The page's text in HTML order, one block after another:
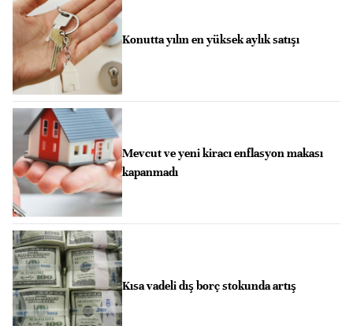
Konutta yılın en yüksek aylık satışı
Mevcut ve yeni kiracı enflasyon makası
kapanmadı
Kısa vadeli dış borç stokunda artış